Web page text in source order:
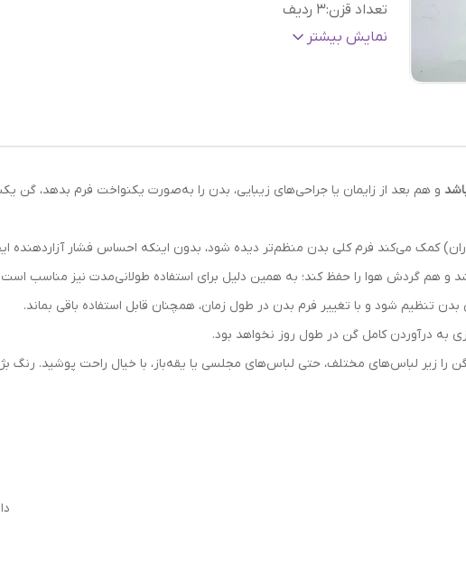
تعداد قزن:۳ ردیف
بند:قابل تنظیم و جداشونده
نمایش بیشتر
ران) کمک می‌کند فرم کلی بدن منظم‌تر دیده شود، بدون اینکه احساس فشار آزاردهنده
و هم گردش هوا را حفظ کند؛ به همین دلیل برای استفاده طولانی‌مدت نیز مناسب است.
تنظیم شود و با تغییر فرم بدن در طول زمان، همچنان قابل استفاده باقی بماند.
به درآوردن کامل گن در طول روز نخواهد بود.
زیر لباس‌های مختلف، حتی لباس‌های مجلسی یا یقه‌باز، با خیال راحت پوشید. رنگ بژ